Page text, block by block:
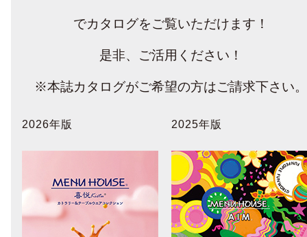
でカタログをご覧いただけます！
是非、ご活用ください！
※本誌カタログがご希望の方はご請求下さい
2026年版 2025年版